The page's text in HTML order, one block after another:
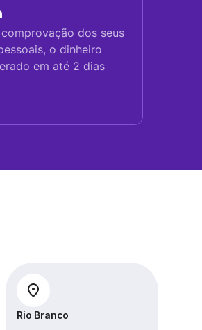
dos seus
o dinheiro
em até 2 dias
Rio Branco